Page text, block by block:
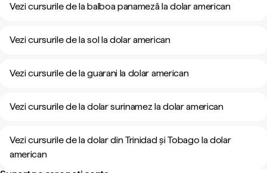
Vezi cursurile de la balboa panameză la dolar american
Vezi cursurile de la sol la dolar american
Vezi cursurile de la guarani la dolar american
Vezi cursurile de la dolar surinamez la dolar american
Vezi cursurile de la dolar din Trinidad și Tobago la dolar
american